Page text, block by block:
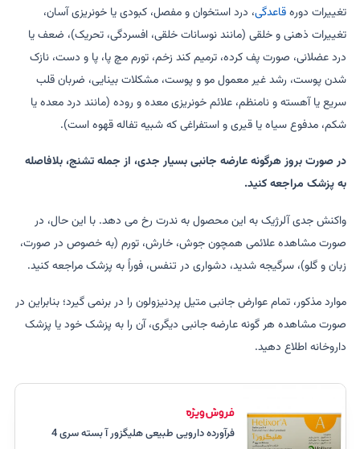
تغییرات دورهقاعدگی، درد استخوان و مفصل، کبودی یا خونریزی آسان،
تغییرات ذهنی و خلقی (مانند نوسانات خلقی، افسردگی، تحریک)، ضعف یا
درد عضلانی، صورت پف کرده، ترمیم کند زخم، تورم مچ پا، پا و دست، نازک
شدن پوست، رشد غیر معمول مو و پوست، مشکلات بینایی، ضربان قلب
سریع یا آهسته و نامنظم، علائم خونریزی معده و روده (مانند درد معده یا
شکم، مدفوع سیاه یا قیری و استفراغی که شبیه تفاله قهوه است).
در صورت بروز هرگونه عارضه جانبی بسیار جدی، از جمله تشنج، بلافاصله
به پزشک مراجعه کنید.
واکنش جدی آلرژیک به این محصول به ندرت رخ می دهد. با این حال، در
صورت مشاهده علائمی همچون جوش، خارش، تورم (به خصوص در صورت،
زبان و گلو)، سرگیجه شدید، دشواری در تنفس، فوراً به پزشک مراجعه کنید.
موارد مذکور، تمام عوارض جانبی متیل پردنیزولون را در برنمی گیرد؛ بنابراین در
صورت مشاهده هر گونه عارضه جانبی دیگری، آن را به پزشک خود یا پزشک
داروخانه اطلاع دهید.
فرآورده دارویی طبیعی هلیگزور آ بسته سری 4